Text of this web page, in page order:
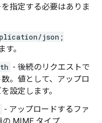
指定する必要はありま
json;
す。
- 後続のリクエストで
。値として、アップロ
設定します。
- アップロードするファ